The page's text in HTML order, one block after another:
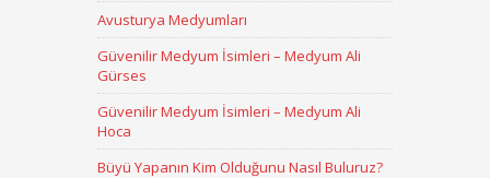
Avusturya Medyumları
Güvenilir Medyum İsimleri – Medyum Ali
Gürses
Güvenilir Medyum İsimleri – Medyum Ali
Hoca
Büyü Yapanın Kim Olduğunu Nasıl Buluruz?